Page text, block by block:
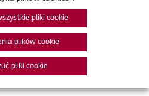
pliki cookie
plików cookie
pliki cookie